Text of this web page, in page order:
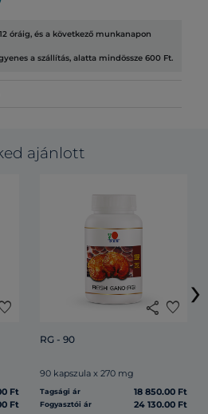
óráig, és a következő munkanapon
a szállítás, alatta mindössze 600 Ft.
ajánlott
Ft
Ft
share favorite
RG - 90
90 kapszula x 270 mg
Tagsági ár 18 850.00 Ft
Fogyasztói ár 24 130.00 Ft
›